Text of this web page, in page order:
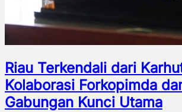
Riau Terkendali dari
Kolaborasi Forkopimda
Gabungan Kunci Utama